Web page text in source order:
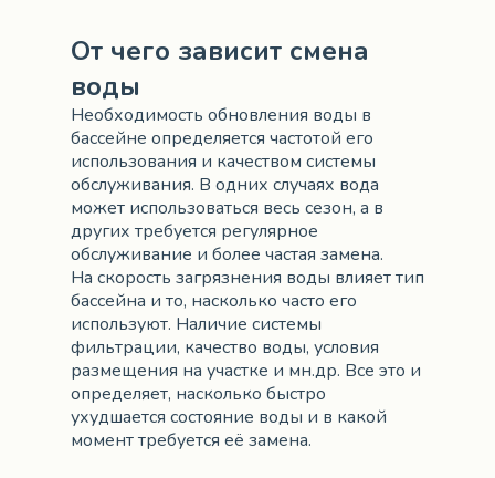
От чего зависит смена
воды
Необходимость обновления воды в
бассейне определяется частотой его
использования и качеством системы
обслуживания. В одних случаях вода
может использоваться весь сезон, а в
других требуется регулярное
обслуживание и более частая замена.
На скорость загрязнения воды влияет тип
бассейна и то, насколько часто его
используют. Наличие системы
фильтрации, качество воды, условия
размещения на участке и мн.др. Все это и
определяет, насколько быстро
ухудшается состояние воды и в какой
момент требуется её замена.